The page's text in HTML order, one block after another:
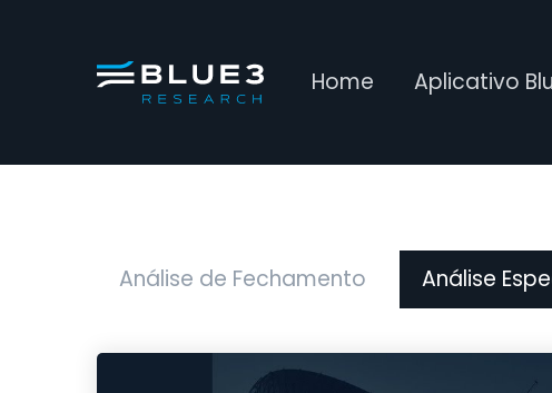
Home Aplicativo
Análise de Fechamento Análise